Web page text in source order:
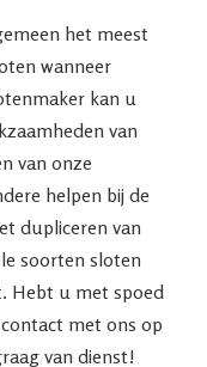
het meest
wanneer
kan u
van
van onze
helpen bij de
dupliceren van
soorten sloten
Hebt u met spoed
met ons op
van dienst!